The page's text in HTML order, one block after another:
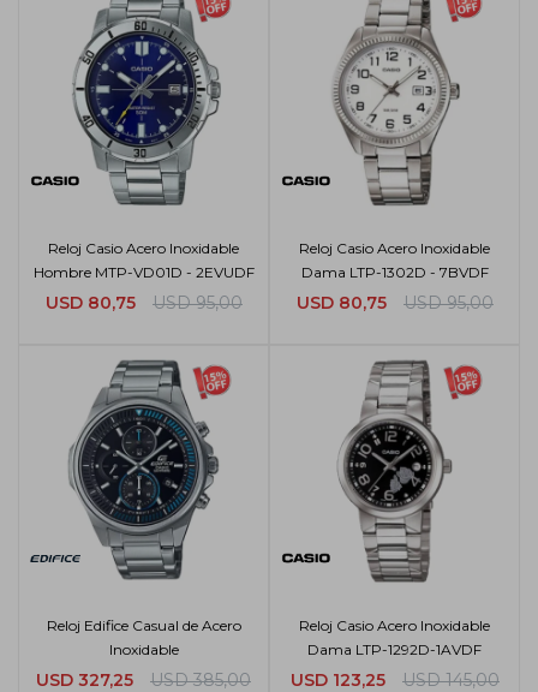
Reloj Casio Acero Inoxidable
Hombre MTP-VD01D - 2EVUDF
USD 80,75 USD 95,00
Reloj Casio Acero Inoxidable
Dama LTP-1302D - 7BVDF
USD 80,75 USD 95,00
Reloj Edifice Casual de Acero
Inoxidable
USD 327,25 USD 385,00
Reloj Casio Acero Inoxidable
Dama LTP-1292D-1AVDF
USD 123,25 USD 145,00